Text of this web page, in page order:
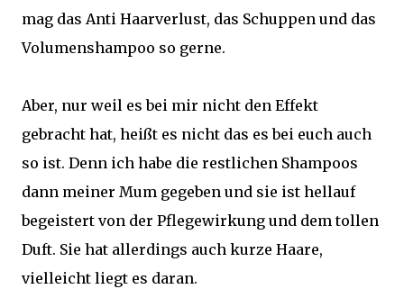
mag das Anti Haarverlust, das Schuppen und das
Volumenshampoo so gerne.
Aber, nur weil es bei mir nicht den Effekt
gebracht hat, heißt es nicht das es bei euch auch
so ist. Denn ich habe die restlichen Shampoos
dann meiner Mum gegeben und sie ist hellauf
begeistert von der Pflegewirkung und dem tollen
Duft. Sie hat allerdings auch kurze Haare,
vielleicht liegt es daran.